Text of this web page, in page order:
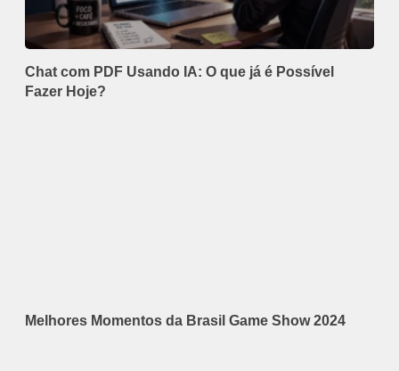
Chat com PDF Usando IA: O que já é Possível
Fazer Hoje?
Melhores Momentos da Brasil Game Show 2024